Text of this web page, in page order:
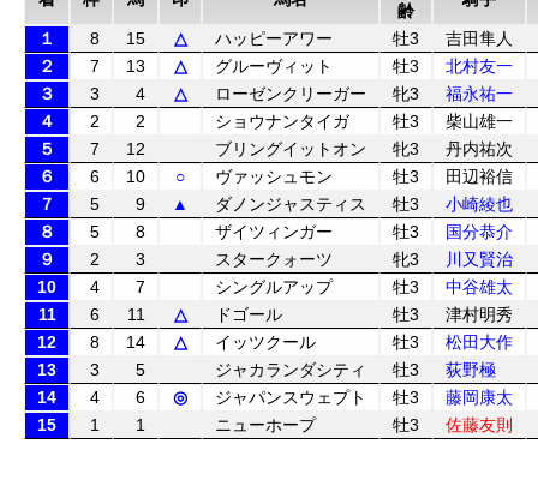
齢
１ 8 15 △ ハッピーアワー 牡3
吉田隼人
２
7 13 △ グルーヴィット 牡3
北村友一
３
3 4 △ ローゼンクリーガー 牝3
福永祐一
４
2 2 ショウナンタイガ 牡3
柴山雄一
５
7 12 ブリングイットオン 牝3
丹内祐次
６
6 10 ○ ヴァッシュモン 牡3
田辺裕信
７
5 9 ▲ ダノンジャスティス 牡3
小崎綾也
８
5 8 ザイツィンガー 牡3
国分恭介
９
2 3 スタークォーツ 牝3
川又賢治
10
4 7 シングルアップ 牡3
中谷雄太
11
6 11 △ ドゴール 牡3
津村明秀
12
8 14 △ イッツクール 牡3
松田大作
13
3 5 ジャカランダシティ 牡3
荻野極
14
4 6 ◎ ジャパンスウェプト 牡3
藤岡康太
15
1 1 ニューホープ 牡3 佐藤友則